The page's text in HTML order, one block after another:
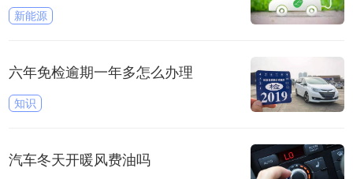
新能源
六年免检逾期一年多怎么办理
知识
汽车冬天开暖风费油吗